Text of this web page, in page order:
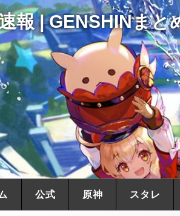
報 | GENSHINまと
公式 原神 スタレ